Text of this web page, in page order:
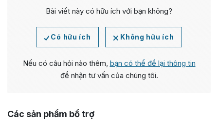
Bài viết này có hữu ích với bạn không?
Có hữu ích Không hữu ích
Nếu có câu hỏi nào thêm, bạn có thể để lại thông tin
để nhận tư vấn của chúng tôi.
Các sản phẩm bổ trợ